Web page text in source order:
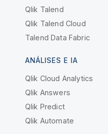
Qlik Talend
Qlik Talend Cloud
Talend Data Fabric
ANÁLISES E IA
Qlik Cloud Analytics
Qlik Answers
Qlik Predict
Qlik Automate